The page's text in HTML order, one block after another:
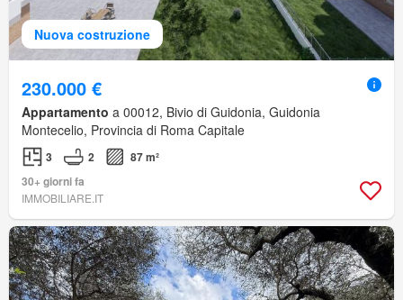
Nuova costruzione
230.000 €
Appartamento a 00012, Bivio di Guidonia, Guidonia
Montecelio, Provincia di Roma Capitale
3 2
87 m²
30+ giorni fa
IMMOBILIARE.IT